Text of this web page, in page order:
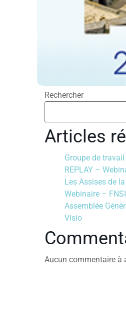
Rechercher
Articles
Groupe de
REPLAY –
Les Assises de
Webinaire –
Assemblée
Visio
Aucun commentaire à